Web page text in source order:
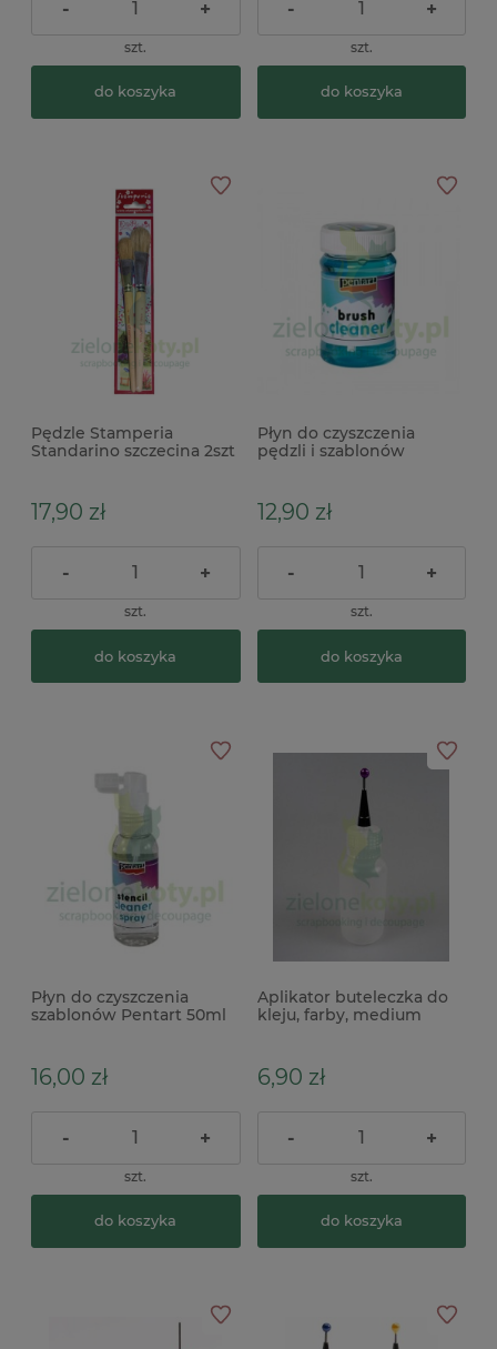
- +
szt.
do koszyka
- +
szt.
do koszyka
Pędzle Stamperia
Standarino szczecina 2szt
17,90 zł
- +
szt.
do koszyka
Płyn do czyszczenia
pędzli i szablonów
12,90 zł
- +
szt.
do koszyka
Płyn do czyszczenia
szablonów Pentart 50ml
16,00 zł
- +
szt.
do koszyka
Aplikator buteleczka do
kleju, farby, medium
6,90 zł
- +
szt.
do koszyka